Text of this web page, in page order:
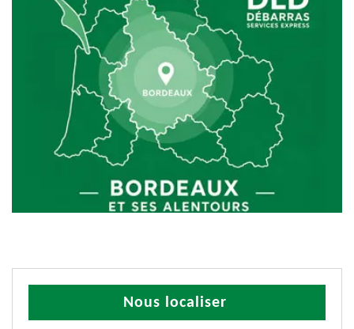
Nous localiser